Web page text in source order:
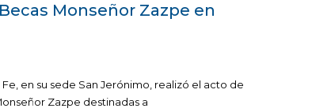
Monseñor Zazpe en
en su sede San Jerónimo, realizó el acto de
Zazpe destinadas a